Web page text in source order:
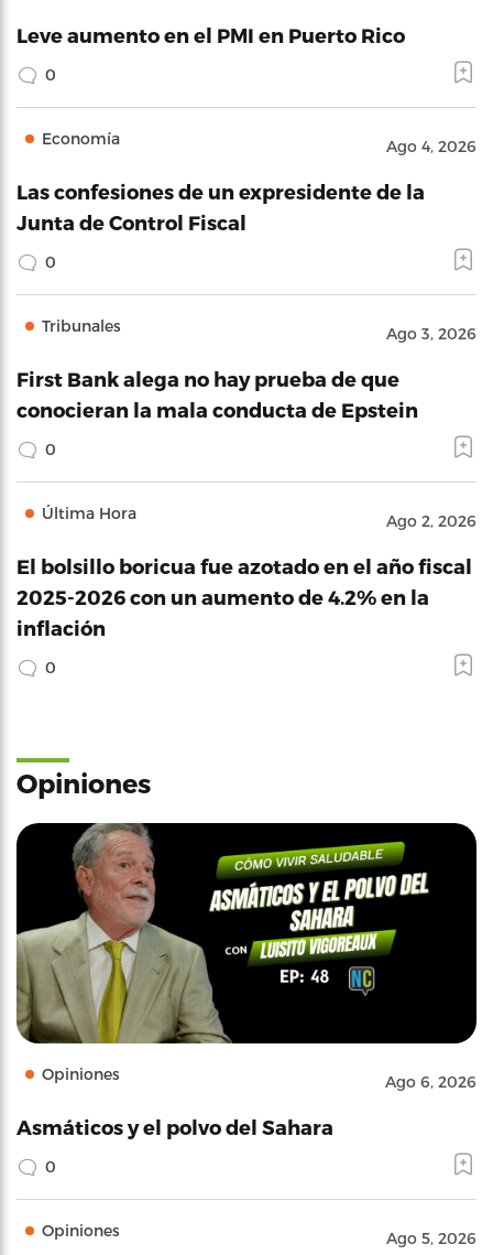
Leve aumento en el PMI en Puerto Rico
0
Economía Ago 4, 2026
Las confesiones de un expresidente de la
Junta de Control Fiscal
0
Tribunales Ago 3, 2026
First Bank alega no hay prueba de que
conocieran la mala conducta de Epstein
0
Última Hora Ago 2, 2026
El bolsillo boricua fue azotado en el año fiscal
2025-2026 con un aumento de 4.2% en la
inflación
0
Opiniones
Opiniones Ago 6, 2026
Asmáticos y el polvo del Sahara
0
Opiniones Ago 5, 2026